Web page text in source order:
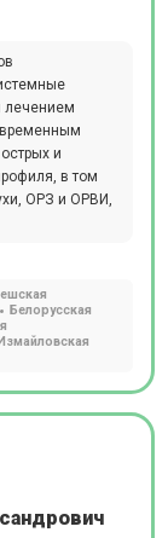
лечением
и
в том
ОРЗ и ОРВИ,
Белорусская